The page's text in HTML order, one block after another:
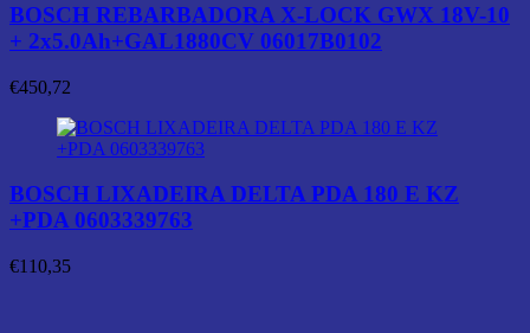
BOSCH REBARBADORA X-LOCK GWX 18V-10
+ 2x5.0Ah+GAL1880CV 06017B0102
€450,72
BOSCH LIXADEIRA DELTA PDA 180 E KZ
+PDA 0603339763
€110,35